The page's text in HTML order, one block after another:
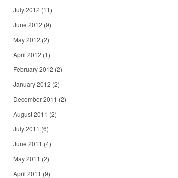
July 2012 (11)
June 2012 (9)
May 2012 (2)
April 2012 (1)
February 2012 (2)
January 2012 (2)
December 2011 (2)
August 2011 (2)
July 2011 (6)
June 2011 (4)
May 2011 (2)
April 2011 (9)